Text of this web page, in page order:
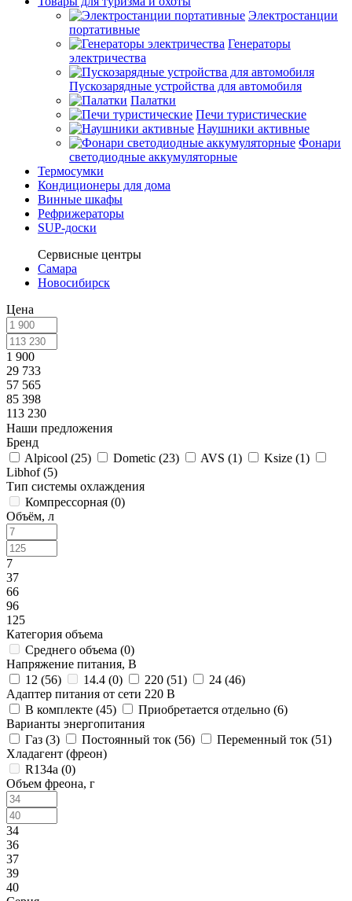
Электростанции
портативные
Генераторы
электричества
Пускозарядные устройства для автомобиля
Палатки
Печи туристические
Наушники активные
Фонари
светодиодные аккумуляторные
Термосумки
Кондиционеры для дома
Винные шкафы
Рефрижераторы
SUP-доски
Сервисные центры
Самара
Новосибирск
Цена
1 900
29 733
57 565
85 398
113 230
Наши предложения
Бренд
Alpicool (25) Dometic (23) AVS (1) Ksize (1)
Libhof (5)
Тип системы охлаждения
Компрессорная (0)
Объём, л
7
37
66
96
125
Категория объема
Среднего объема (0)
Напряжение питания, В
12 (56) 14.4 (0) 220 (51) 24 (46)
Адаптер питания от сети 220 В
В комплекте (45) Приобретается отдельно (6)
Варианты энергопитания
Газ (3) Постоянный ток (56) Переменный ток (51)
Хладагент (фреон)
R134a (0)
Объем фреона, г
34
36
37
39
40